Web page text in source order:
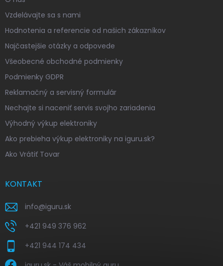
Vzdelávajte sa s nami
Hodnotenia a referencie od našich zákazníkov
Najčastejšie otázky a odpovede
Všeobecné obchodné podmienky
Podmienky GDPR
Reklamačný a servisný formulár
Nechajte si naceniť servis svojho zariadenia
Výhodný výkup elektroniky
Ako prebieha výkup elektroniky na iguru.sk?
Ako Vrátiť Tovar
KONTAKT
info@iguru.sk
+421 949 376 962
+421 944 174 434